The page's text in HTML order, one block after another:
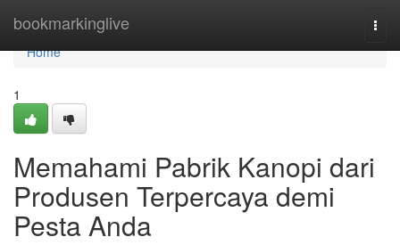
bookmarkinglive
Home
Home
1
Memahami Pabrik Kanopi dari
Produsen Terpercaya demi
Pesta Anda